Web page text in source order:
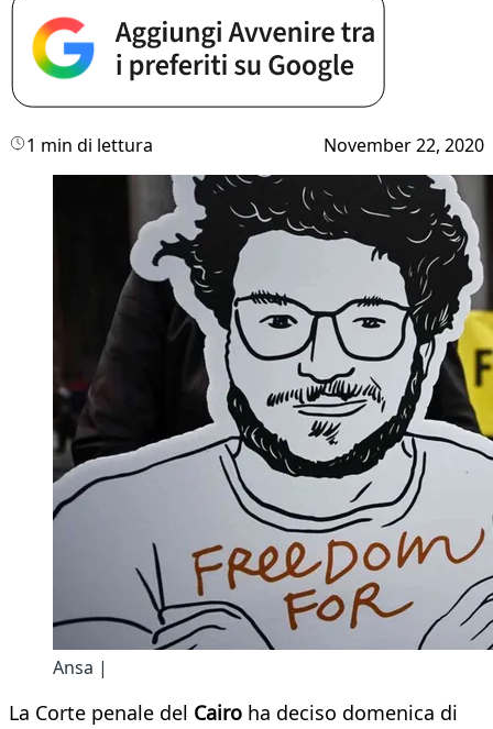
1 min di lettura November 22, 2020
Ansa |
La Corte penale del Cairo ha deciso domenica di